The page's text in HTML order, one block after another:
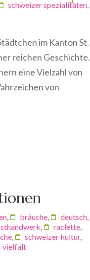
schweizer spezialitäten,
im Kanton St.
reichen Geschichte.
eine Vielzahl von
von
, bräuche, deutsch,
, raclette,
, schweizer kultur,
vielfalt